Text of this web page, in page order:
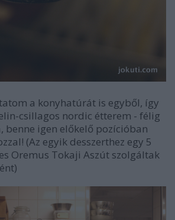
a konyhatúrát is egyből, így
csillagos nordic étterem - félig
benne igen előkelő pozícióban
(Az egyik desszerthez egy 5
Oremus Tokaji Aszút szolgáltak